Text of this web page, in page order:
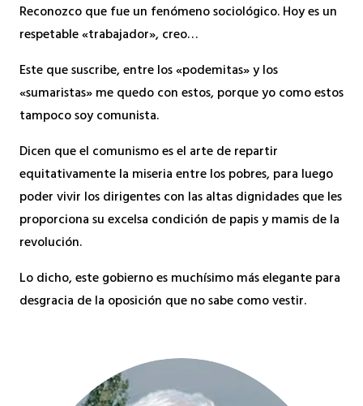
Reconozco que fue un fenómeno sociológico. Hoy es un
respetable «trabajador», creo…
Este que suscribe, entre los «podemitas» y los
«sumaristas» me quedo con estos, porque yo como estos
tampoco soy comunista.
Dicen que el comunismo es el arte de repartir
equitativamente la miseria entre los pobres, para luego
poder vivir los dirigentes con las altas dignidades que les
proporciona su excelsa condición de papis y mamis de la
revolución.
Lo dicho, este gobierno es muchísimo más elegante para
desgracia de la oposición que no sabe como vestir.